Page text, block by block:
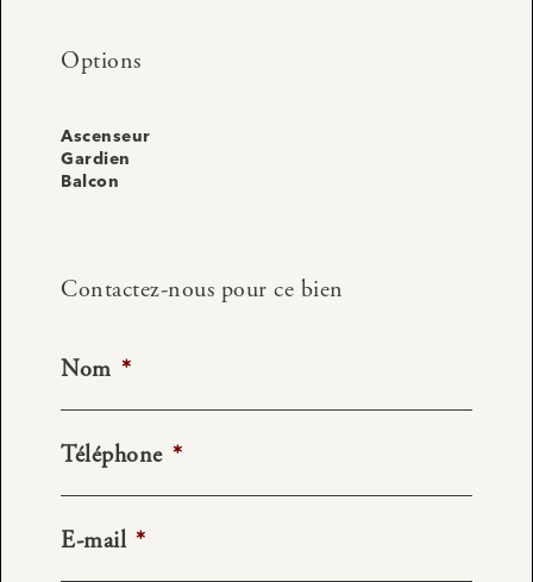
Options
Ascenseur
Gardien
Balcon
Contactez-nous pour ce bien
Nom *
Téléphone *
E-mail *